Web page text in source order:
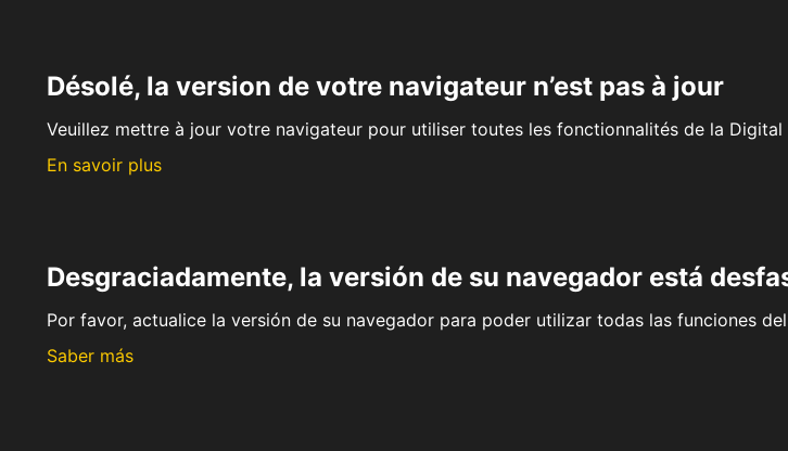
Désolé, la version de votre navigateur n’est pas à jour
Veuillez mettre à jour votre navigateur pour utiliser toutes les fonctionnalités de la Digital
En savoir plus
Desgraciadamente, la versión de su navegador está
Por favor, actualice la versión de su navegador para poder utilizar todas las funciones
Saber más